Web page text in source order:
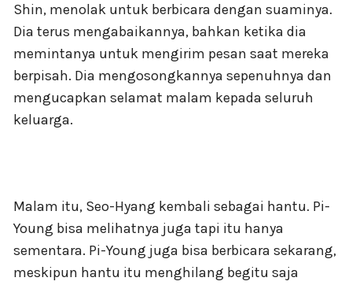
Shin, menolak untuk berbicara dengan suaminya.
Dia terus mengabaikannya, bahkan ketika dia
memintanya untuk mengirim pesan saat mereka
berpisah. Dia mengosongkannya sepenuhnya dan
mengucapkan selamat malam kepada seluruh
keluarga.
Malam itu, Seo-Hyang kembali sebagai hantu. Pi-
Young bisa melihatnya juga tapi itu hanya
sementara. Pi-Young juga bisa berbicara sekarang,
meskipun hantu itu menghilang begitu saja